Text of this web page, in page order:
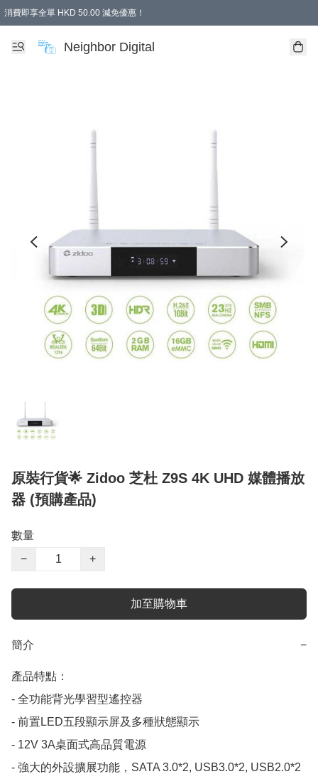
消費即享全單 HKD 50.00 減免優惠！
Neighbor Digital
原裝行貨🌟 Zidoo 芝杜 Z9S 4K UHD 媒體播放
器 (預購產品)
數量
−
+
加至購物車
簡介 −
產品特點：
- 全功能背光學習型遙控器
- 前置LED五段顯示屏及多種狀態顯示
- 12V 3A桌面式高品質電源
- 強大的外設擴展功能，SATA 3.0*2, USB3.0*2, USB2.0*2